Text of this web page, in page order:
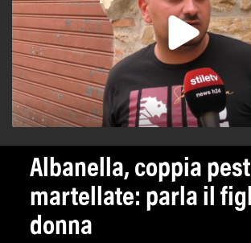
Albanella, coppia
martellate: parla il
donna